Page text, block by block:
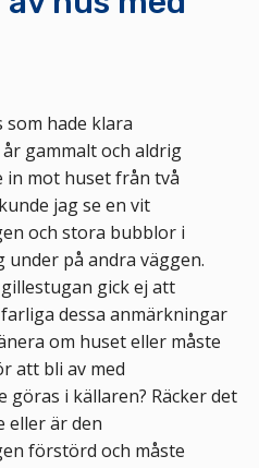
hade klara
gammalt och aldrig
in mot huset från två
jag se en vit
och stora bubblor i
på andra väggen.
gick ej att
dessa anmärkningar
om huset eller måste
att bli av med
göras i källaren? Räcker det
eller är den
förstörd och måste